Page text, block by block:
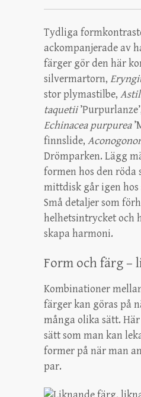
Tydliga
ackompanjerade av
färger gör den här
silvermartorn,
stor plymastilbe,
taquetii
Echinacea purpurea
finnslide,
Drömparken. Lägg
formen hos den röda
mittdisk går igen
Små detaljer som
helhetsintrycket och
skapa harmoni.
Form och färg –
Kombinationer
färger kan göras på
många olika sätt.
sätt som man kan
former på när man
par.